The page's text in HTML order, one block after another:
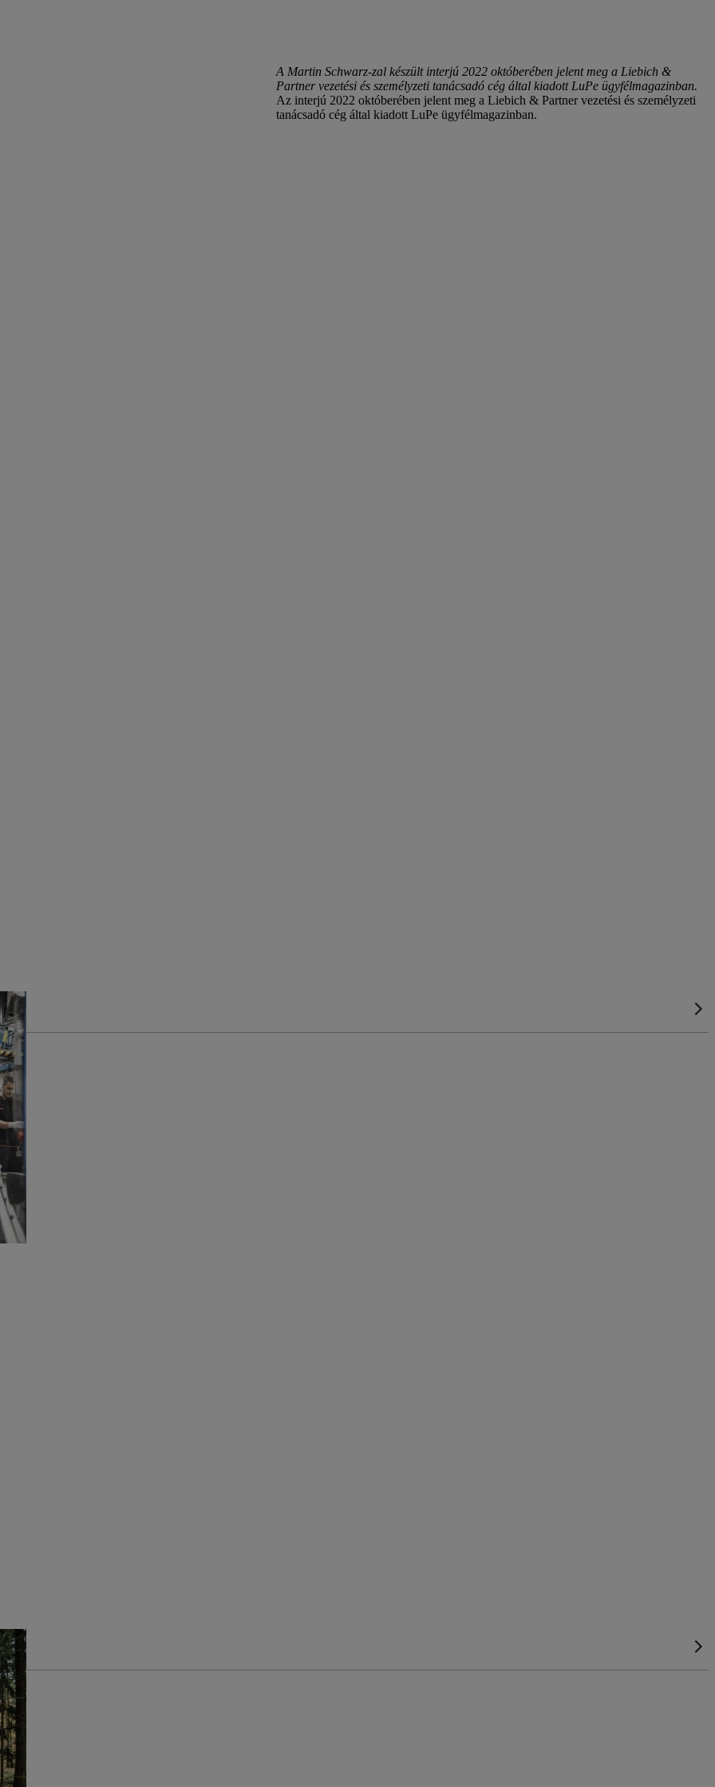
A Martin Schwarz-zal készült interjú 2022 októberében jelent meg a Liebich &
Partner vezetési és személyzeti tanácsadó cég által kiadott LuPe ügyfélmagazinban.
Az interjú 2022 októberében jelent meg a Liebich & Partner vezetési és személyzeti
tanácsadó cég által kiadott LuPe ügyfélmagazinban.